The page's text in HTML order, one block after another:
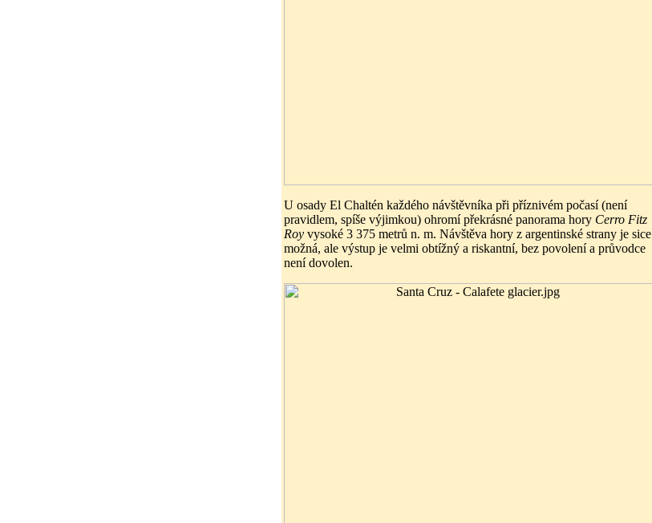
U osady El Chaltén každého návštěvníka při příznivém počasí (není
pravidlem, spíše výjimkou) ohromí překrásné panorama hory Cerro Fitz
Roy vysoké 3 375 metrů n. m. Návštěva hory z argentinské strany je sice
možná, ale výstup je velmi obtížný a riskantní, bez povolení a průvodce
není dovolen.